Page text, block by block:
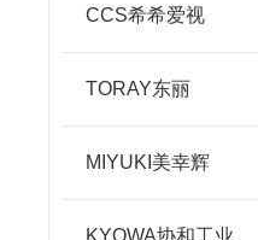
CCS希希爱视
TORAY东丽
MIYUKI美幸辉
KYOWA协和工业